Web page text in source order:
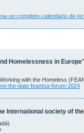
un-completo-calendario-de-
Homelessness in
with the Homeless
the-date-feantsa-forum-2024
International society of